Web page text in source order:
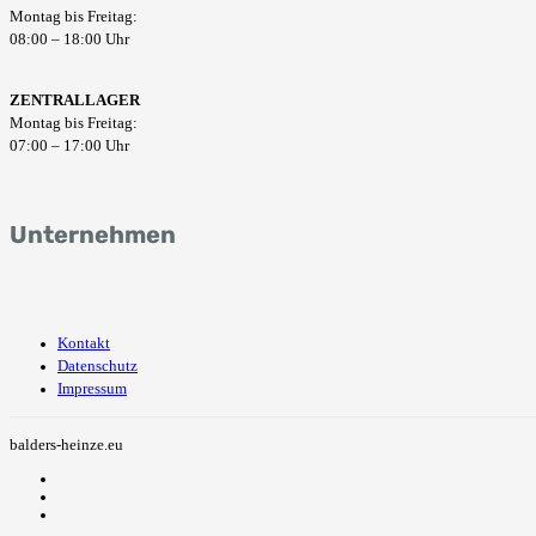
Montag bis Freitag:
08:00 – 18:00 Uhr
ZENTRALLAGER
Montag bis Freitag:
07:00 – 17:00 Uhr
Unternehmen
Kontakt
Datenschutz
Impressum
balders-heinze.eu